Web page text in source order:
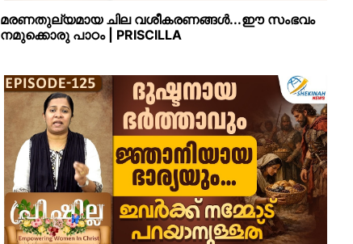
മരണതുല്യമായ ചില വശീകരണങ്ങൾ...ഈ സംഭവം
നമുക്കൊരു പാഠം | PRISCILLA